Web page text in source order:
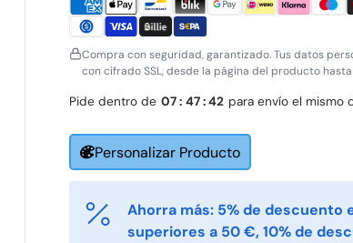
Compra con seguridad, garantizado. Tus datos
con cifrado SSL, desde la página del producto
Pide dentro de 07: 47 :42 para envío el mismo
Personalizar Producto
Ahorra más: 5% de descuento
superiores a 50 €, 10% de